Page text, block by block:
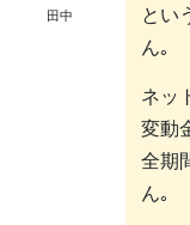
田中
とい
ん｡
ネッ
変動
全期
ん｡